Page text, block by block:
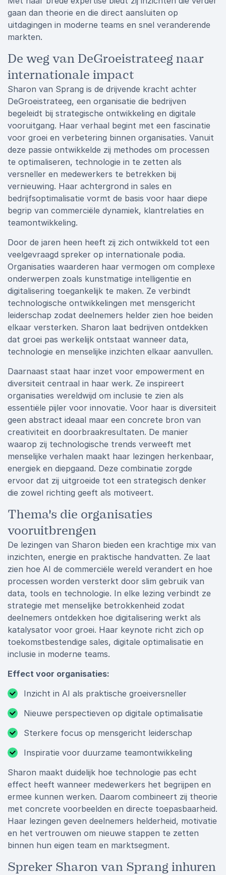
gaan dan theorie en die direct aansluiten op
uitdagingen in moderne teams en snel veranderende
markten.
De weg van DeGroeistrateeg naar
internationale impact
Sharon van Sprang is de drijvende kracht achter
DeGroeistrateeg, een organisatie die bedrijven
begeleidt bij strategische ontwikkeling en digitale
vooruitgang. Haar verhaal begint met een fascinatie
voor groei en verbetering binnen organisaties. Vanuit
deze passie ontwikkelde zij methodes om processen
te optimaliseren, technologie in te zetten als
versneller en medewerkers te betrekken bij
vernieuwing. Haar achtergrond in sales en
bedrijfsoptimalisatie vormt de basis voor haar diepe
begrip van commerciële dynamiek, klantrelaties en
teamontwikkeling.
Door de jaren heen heeft zij zich ontwikkeld tot een
veelgevraagd spreker op internationale podia.
Organisaties waarderen haar vermogen om complexe
onderwerpen zoals kunstmatige intelligentie en
digitalisering toegankelijk te maken. Ze verbindt
technologische ontwikkelingen met mensgericht
leiderschap zodat deelnemers helder zien hoe beiden
elkaar versterken. Sharon laat bedrijven ontdekken
dat groei pas werkelijk ontstaat wanneer data,
technologie en menselijke inzichten elkaar aanvullen.
Daarnaast staat haar inzet voor empowerment en
diversiteit centraal in haar werk. Ze inspireert
organisaties wereldwijd om inclusie te zien als
essentiële pijler voor innovatie. Voor haar is diversiteit
geen abstract ideaal maar een concrete bron van
creativiteit en doorbraakresultaten. De manier
waarop zij technologische trends verweeft met
menselijke verhalen maakt haar lezingen herkenbaar,
energiek en diepgaand. Deze combinatie zorgde
ervoor dat zij uitgroeide tot een strategisch denker
die zowel richting geeft als motiveert.
Thema's die organisaties
vooruitbrengen
De lezingen van Sharon bieden een krachtige mix van
inzichten, energie en praktische handvatten. Ze laat
zien hoe AI de commerciële wereld verandert en hoe
processen worden versterkt door slim gebruik van
data, tools en technologie. In elke lezing verbindt ze
strategie met menselijke betrokkenheid zodat
deelnemers ontdekken hoe digitalisering werkt als
katalysator voor groei. Haar keynote richt zich op
toekomstbestendige sales, digitale optimalisatie en
inclusie in moderne teams.
Effect voor organisaties:
Inzicht in AI als praktische groeiversneller
Nieuwe perspectieven op digitale optimalisatie
Sterkere focus op mensgericht leiderschap
Inspiratie voor duurzame teamontwikkeling
Sharon maakt duidelijk hoe technologie pas echt
effect heeft wanneer medewerkers het begrijpen en
ermee kunnen werken. Daarom combineert zij theorie
met concrete voorbeelden en directe toepasbaarheid.
Haar lezingen geven deelnemers helderheid, motivatie
en het vertrouwen om nieuwe stappen te zetten
binnen hun eigen team en marktsegment.
Spreker Sharon van Sprang inhuren